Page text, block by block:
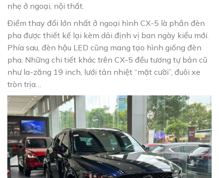
nhẹ ở ngoại, nội thất.
Điểm thay đổi lớn nhất ở ngoại hình CX-5 là phần đèn
pha được thiết kế lại kèm dải định vị ban ngày kiểu mới.
Phía sau, đèn hậu LED cũng mang tạo hình giống đèn
pha. Những chi tiết khác trên CX-5 đều tương tự bản cũ
như la-zăng 19 inch, lưới tản nhiệt “mặt cười”, đuôi xe
tròn trịa…